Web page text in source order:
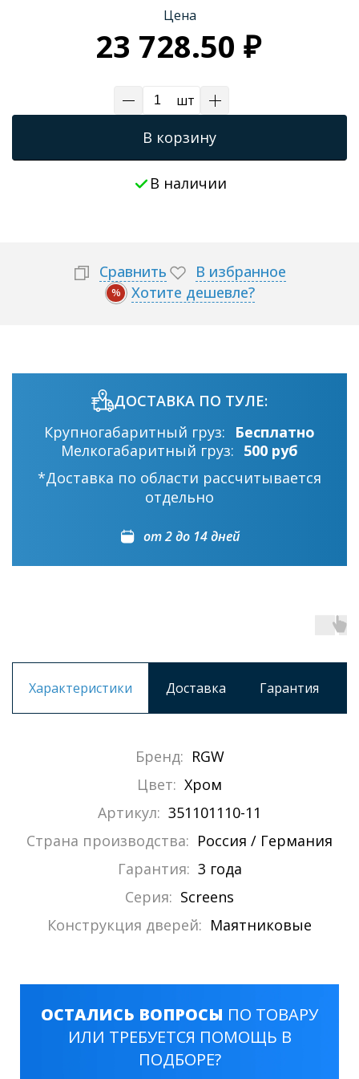
Трапы для душевых
Цена
23 728.50 ₽
шт
В корзину
В наличии
Сравнить В избранное
% Хотите дешевле?
ДОСТАВКА ПО ТУЛЕ:
Крупногабаритный груз:
Бесплатно
Мелкогабаритный груз: 500 руб
*Доставка по области рассчитывается
отдельно
от 2 до 14 дней
Характеристики Доставка Гарантия
Бренд: RGW
Цвет: Хром
Артикул: 351101110-11
Страна производства: Россия / Германия
Гарантия: 3 года
Серия: Screens
Конструкция дверей: Маятниковые
ОСТАЛИСЬ ВОПРОСЫ ПО ТОВАРУ
ИЛИ ТРЕБУЕТСЯ ПОМОЩЬ В
ПОДБОРЕ?